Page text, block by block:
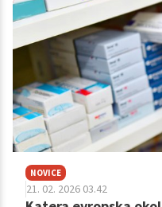
NOVICE
21. 02. 2026 03.42